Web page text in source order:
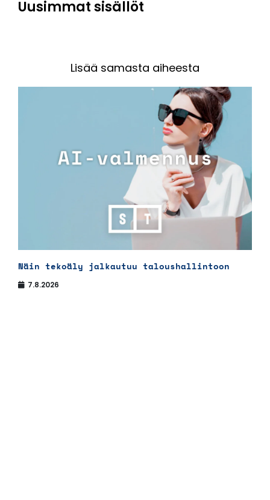
Uusimmat sisällöt
Lisää samasta aiheesta
Näin tekoäly jalkautuu taloushallintoon
7.8.2026